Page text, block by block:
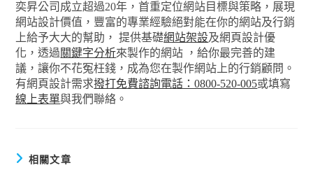
奕昇公司成立超過20年，首重定位網站目標與策略，展現
網站設計價值，豐富的專業經驗絕對能在你的網站及行銷
上給予大大的幫助， 提供基礎網站架設及網頁設計優
化，透過關鍵字分析來製作的網站 ，給你最完善的建
議，讓你不花冤枉錢，成為您在製作網站上的行銷顧問。
有網頁設計需求撥打免費諮詢電話：0800-520-005或填寫
線上表單與我們聯絡。
相關文章